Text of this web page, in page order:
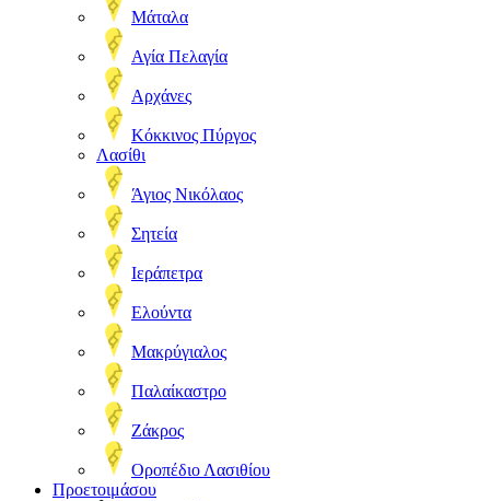
Μάταλα
Αγία Πελαγία
Αρχάνες
Κόκκινος Πύργος
Λασίθι
Άγιος Νικόλαος
Σητεία
Ιεράπετρα
Ελούντα
Μακρύγιαλος
Παλαίκαστρο
Ζάκρος
Οροπέδιο Λασιθίου
Προετοιμάσου